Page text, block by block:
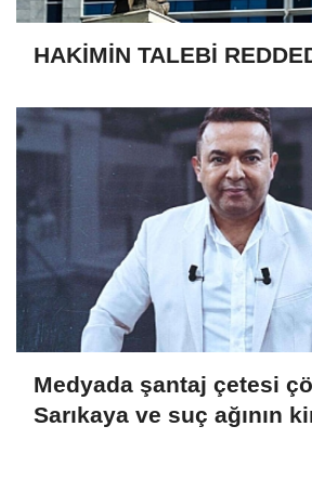
HAKİMİN TALEBİ
Medyada şantaj çetesi
Sarıkaya ve suç ağının